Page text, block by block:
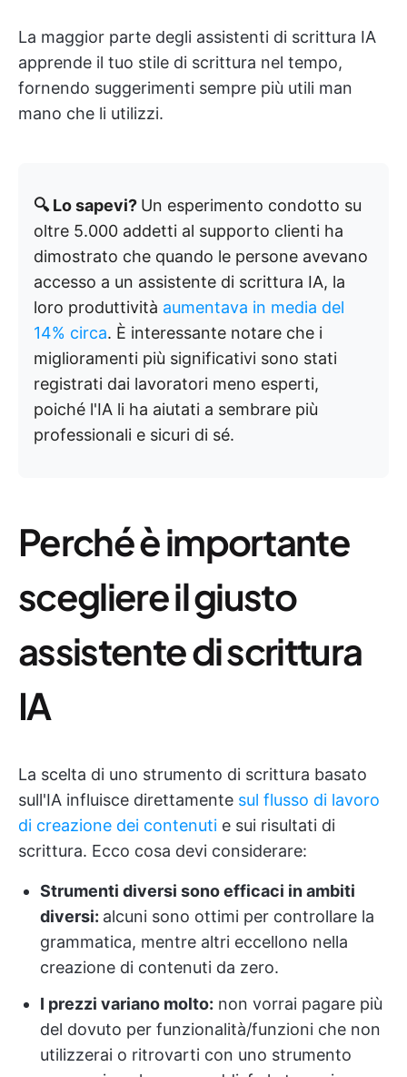
La maggior parte degli assistenti di scrittura IA
apprende il tuo stile di scrittura nel tempo,
fornendo suggerimenti sempre più utili man
mano che li utilizzi.
🔍 Lo sapevi? Un esperimento condotto su
oltre 5.000 addetti al supporto clienti ha
dimostrato che quando le persone avevano
accesso a un assistente di scrittura IA, la
loro produttività aumentava in media del
14% circa. È interessante notare che i
miglioramenti più significativi sono stati
registrati dai lavoratori meno esperti,
poiché l'IA li ha aiutati a sembrare più
professionali e sicuri di sé.
Perché è importante
scegliere il giusto
assistente di scrittura
IA
La scelta di uno strumento di scrittura basato
sull'IA influisce direttamente sul flusso di lavoro
di creazione dei contenuti e sui risultati di
scrittura. Ecco cosa devi considerare:
Strumenti diversi sono efficaci in ambiti
diversi: alcuni sono ottimi per controllare la
grammatica, mentre altri eccellono nella
creazione di contenuti da zero.
I prezzi variano molto: non vorrai pagare più
del dovuto per funzionalità/funzioni che non
utilizzerai o ritrovarti con uno strumento